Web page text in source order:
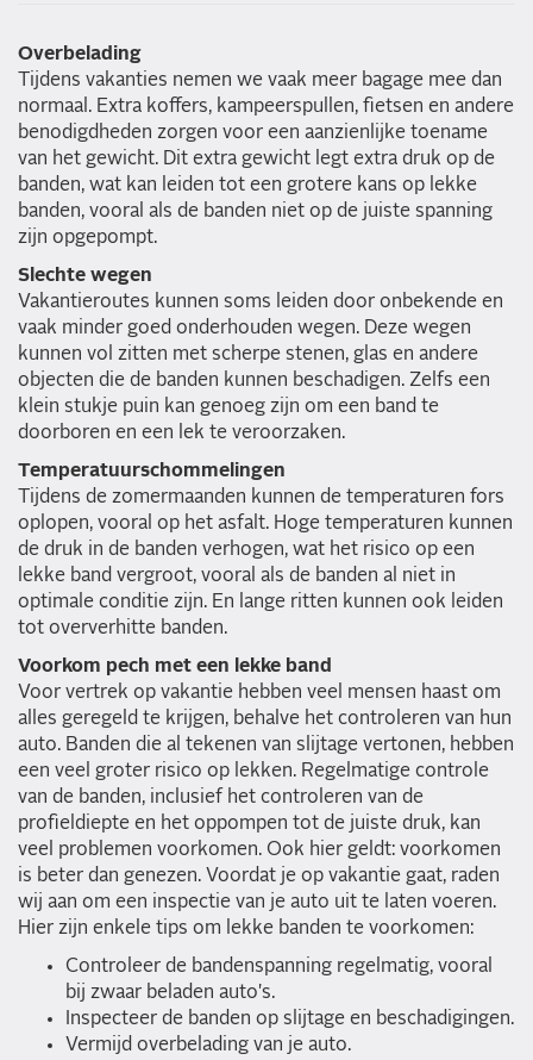
Overbelading
Tijdens vakanties nemen we vaak meer bagage mee dan
normaal. Extra koffers, kampeerspullen, fietsen en andere
benodigdheden zorgen voor een aanzienlijke toename
van het gewicht. Dit extra gewicht legt extra druk op de
banden, wat kan leiden tot een grotere kans op lekke
banden, vooral als de banden niet op de juiste spanning
zijn opgepompt.
Slechte wegen
Vakantieroutes kunnen soms leiden door onbekende en
vaak minder goed onderhouden wegen. Deze wegen
kunnen vol zitten met scherpe stenen, glas en andere
objecten die de banden kunnen beschadigen. Zelfs een
klein stukje puin kan genoeg zijn om een band te
doorboren en een lek te veroorzaken.
Temperatuurschommelingen
Tijdens de zomermaanden kunnen de temperaturen fors
oplopen, vooral op het asfalt. Hoge temperaturen kunnen
de druk in de banden verhogen, wat het risico op een
lekke band vergroot, vooral als de banden al niet in
optimale conditie zijn. En lange ritten kunnen ook leiden
tot oververhitte banden.
Voorkom pech met een lekke band
Voor vertrek op vakantie hebben veel mensen haast om
alles geregeld te krijgen, behalve het controleren van hun
auto. Banden die al tekenen van slijtage vertonen, hebben
een veel groter risico op lekken. Regelmatige controle
van de banden, inclusief het controleren van de
profieldiepte en het oppompen tot de juiste druk, kan
veel problemen voorkomen. Ook hier geldt: voorkomen
is beter dan genezen. Voordat je op vakantie gaat, raden
wij aan om een inspectie van je auto uit te laten voeren.
Hier zijn enkele tips om lekke banden te voorkomen:
Controleer de bandenspanning regelmatig, vooral
bij zwaar beladen auto's.
Inspecteer de banden op slijtage en beschadigingen.
Vermijd overbelading van je auto.